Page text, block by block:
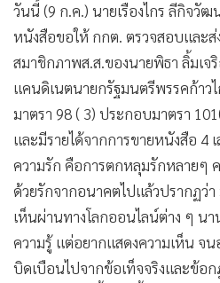
• SMEs
• หุ้น
• อินโดจีน
• กองทุนรวม
Celeb Online
Factcheck
•
ญี่ปุ่น
• News1
• Gotomanager
วันนี้ (9 ก.ค.) นายเรืองไกร ลีกิจวัฒ
หนังสือขอให้ กกต. ตรวจสอบและ
สมาชิกภาพส.ส.ของนายพิธา ลิ้มเ
แคนดิเนตนายกรัฐมนตรีพรรคก้าว
มาตรา 98 ( 3) ประกอบมาตรา
และมีรายได้จากการขายหนังสือ 4
ความรัก คือการตกหลุมรักหลายๆ ค
ด้วยรักจากอนาคตไปแล้วปรากฏว่
เห็นผ่านทางโลกออนไลน์ต่าง ๆ น
ความรู้ แต่อยากแสดงความเห็น จ
บิดเบือนไปจากข้อเท็จจริงและข้อ